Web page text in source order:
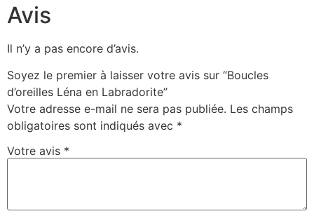
Avis
Il n’y a pas encore d’avis.
Soyez le premier à laisser votre avis sur “Boucles
d’oreilles Léna en Labradorite”
Votre adresse e-mail ne sera pas publiée. Les champs
obligatoires sont indiqués avec *
Votre avis *